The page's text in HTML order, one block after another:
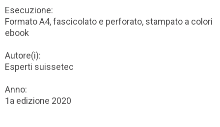
Esecuzione:
Formato A4, fascicolato e perforato, stampato a colori
ebook
Autore(i):
Esperti suissetec
Anno:
1a edizione 2020